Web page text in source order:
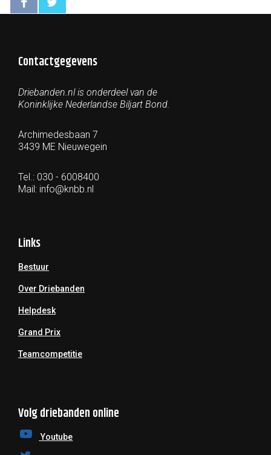
Contactgegevens
Driebanden.nl is onderdeel van de
Koninklijke Nederlandse Biljart Bond.
Archimedesbaan 7
3439 ME Nieuwegein
Tel.: 030 - 6008400
Mail: info@knbb.nl
Links
Bestuur
Over Driebanden
Helpdesk
Grand Prix
Teamcompetitie
Volg driebanden online
Youtube